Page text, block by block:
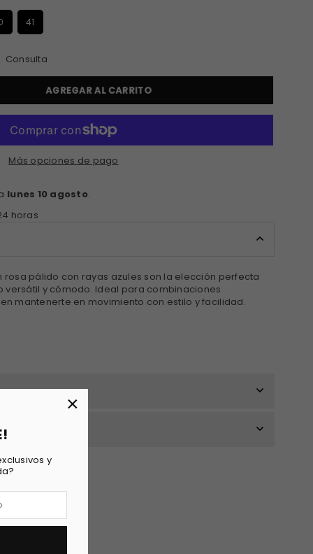
y
×
41
Consulta
AGREGAR AL CARRITO
Más opciones de pago
lunes 10 agosto.
horas
rosa pálido con rayas azules son la elección perfecta
versátil y cómodo. Ideal para combinaciones
mantenerte en movimiento con estilo y facilidad.